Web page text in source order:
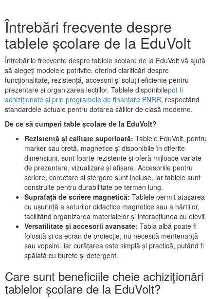
Întrebări frecvente despre
tablele școlare de la EduVolt
Întrebările frecvente despre tablele școlare de la EduVolt vă ajută
să alegeți modelele potrivite, oferind clarificări despre
funcționalitate, rezistență, accesorii și soluții eficiente pentru
prezentare și organizarea lecțiilor. Tablele disponibilepot fi
achiziționate și prin programele de finanțare PNRR, respectând
standardele actuale pentru dotarea sălilor de clasă moderne.
De ce să cumperi table școlare de la EduVolt?
Rezistență și calitate superioară: Tablele EduVolt, pentru
marker sau cretă, magnetice și disponibile în diferite
dimensiuni, sunt foarte rezistente și oferă mijloace variate
de prezentare, vizualizare și afișare. Accesoriile pentru
scriere, corectare și ștergere sunt incluse, iar tablele sunt
construite pentru durabilitate pe termen lung.
Suprafață de scriere magnetică: Tablele permit atașarea
cu ușurință a seturilor didactice magnetice sau a hârtiilor,
facilitând organizarea materialelor și interacțiunea cu elevii.
Versatilitate și accesorii avansate: Tabla albă poate fi
folosită și ca ecran de proiecție, nu necesită mentenanță
sau vopsire, iar curățarea este simplă și practică, putând fi
spălată cu burete și detergent.
Care sunt beneficiile cheie achiziționări
tablelor școlare de la EduVolt?